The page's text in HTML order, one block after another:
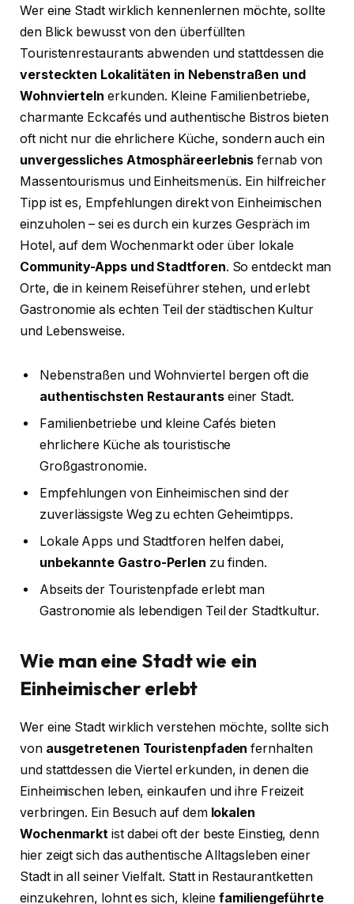
Wer eine Stadt wirklich kennenlernen möchte, sollte
den Blick bewusst von den überfüllten
Touristenrestaurants abwenden und stattdessen die
versteckten Lokalitäten in Nebenstraßen und
Wohnvierteln erkunden. Kleine Familienbetriebe,
charmante Eckcafés und authentische Bistros bieten
oft nicht nur die ehrlichere Küche, sondern auch ein
unvergessliches Atmosphäreerlebnis fernab von
Massentourismus und Einheitsmenüs. Ein hilfreicher
Tipp ist es, Empfehlungen direkt von Einheimischen
einzuholen – sei es durch ein kurzes Gespräch im
Hotel, auf dem Wochenmarkt oder über lokale
Community-Apps und Stadtforen. So entdeckt man
Orte, die in keinem Reiseführer stehen, und erlebt
Gastronomie als echten Teil der städtischen Kultur
und Lebensweise.
Nebenstraßen und Wohnviertel bergen oft die
authentischsten Restaurantseiner Stadt.
Familienbetriebe und kleine Cafés bieten
ehrlichere Küche als touristische
Großgastronomie.
Empfehlungen von Einheimischen sind der
zuverlässigste Weg zu echten Geheimtipps.
Lokale Apps und Stadtforen helfen dabei,
unbekannte Gastro-Perlen zu finden.
Abseits der Touristenpfade erlebt man
Gastronomie als lebendigen Teil der Stadtkultur.
Wie man eine Stadt wie ein
Einheimischer erlebt
Wer eine Stadt wirklich verstehen möchte, sollte sich
von ausgetretenen Touristenpfaden fernhalten
und stattdessen die Viertel erkunden, in denen die
Einheimischen leben, einkaufen und ihre Freizeit
verbringen. Ein Besuch auf dem lokalen
Wochenmarkt ist dabei oft der beste Einstieg, denn
hier zeigt sich das authentische Alltagsleben einer
Stadt in all seiner Vielfalt. Statt in Restaurantketten
einzukehren, lohnt es sich, kleinefamiliengeführte